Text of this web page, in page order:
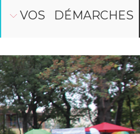
VOS DÉMARCHES